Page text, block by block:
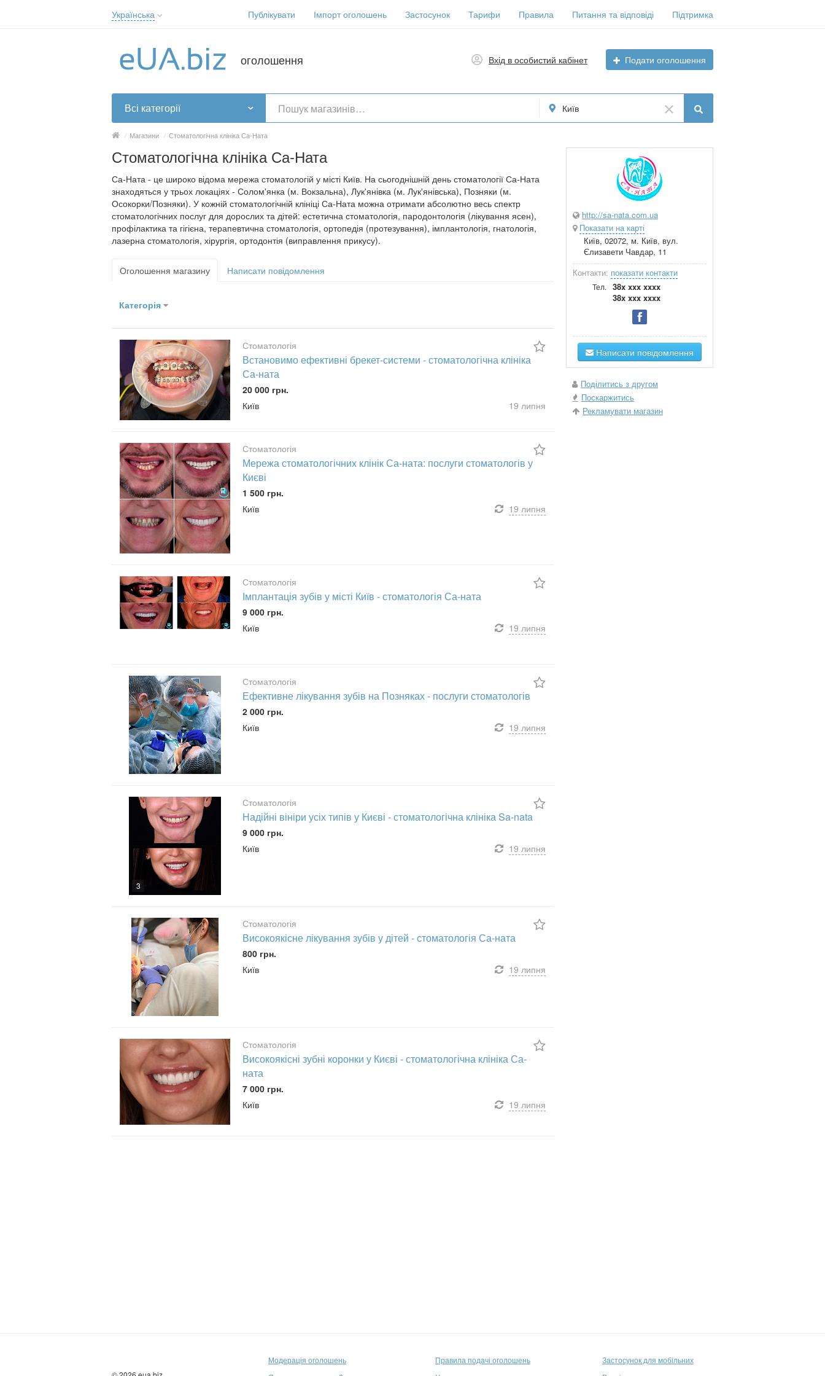
Українська
Українська
Публікувати Імпорт оголошень Застосунок Тарифи Правила Питання та відповіді Підтримка
оголошення Вхід в особистий кабінет Подати оголошення
Всі категорії Київ
/ Магазини / Стоматологічна клініка Са-Ната
Стоматологічна клініка Са-Ната
Са-Ната - це широко відома мережа стоматологій у місті Київ. На сьогоднішній день стоматології Са-Ната
знаходяться у трьох локаціях - Солом'янка (м. Вокзальна), Лук'янівка (м. Лук'янівська), Позняки (м.
Осокорки/Позняки). У кожній стоматологічній клініці Са-Ната можна отримати абсолютно весь спектр
стоматологічних послуг для дорослих та дітей: естетична стоматологія, пародонтологія (лікування ясен),
профілактика та гігієна, терапевтична стоматологія, ортопедія (протезування), імплантологія, гнатологія,
лазерна стоматологія, хірургія, ортодонтія (виправлення прикусу).
Оголошення магазину Написати повідомлення
Категорія
Стоматологія
Встановимо ефективні брекет-системи - стоматологічна клініка
Са-ната
20 000 грн.
Київ
19 липня
Стоматологія
Мережа стоматологічних клінік Са-ната: послуги стоматологів у
Києві
1 500 грн.
Київ
19 липня
Стоматологія
Імплантація зубів у місті Київ - стоматологія Са-ната
9 000 грн.
Київ
19 липня
Стоматологія
Ефективне лікування зубів на Позняках - послуги стоматологів
2 000 грн.
Київ
19 липня
3
Стоматологія
Надійні вініри усіх типів у Києві - стоматологічна клініка Sa-nata
9 000 грн.
Київ
19 липня
Стоматологія
Високоякісне лікування зубів у дітей - стоматологія Са-ната
800 грн.
Київ
19 липня
Стоматологія
Високоякісні зубні коронки у Києві - стоматологічна клініка Са-
ната
7 000 грн.
Київ
19 липня
http://sa-nata.com.ua
Показати на карті
Київ, 02072, м. Київ, вул.
Єлизавети Чавдар, 11
Контакти: показати контакти
Тел.
38x xxx xxxx
38x xxx xxxx
Написати повідомлення
Поділитись з другом
Поскаржитись
Рекламувати магазин
Модерація оголошень
Правила подачі оголошень
Застосунок для мобільних